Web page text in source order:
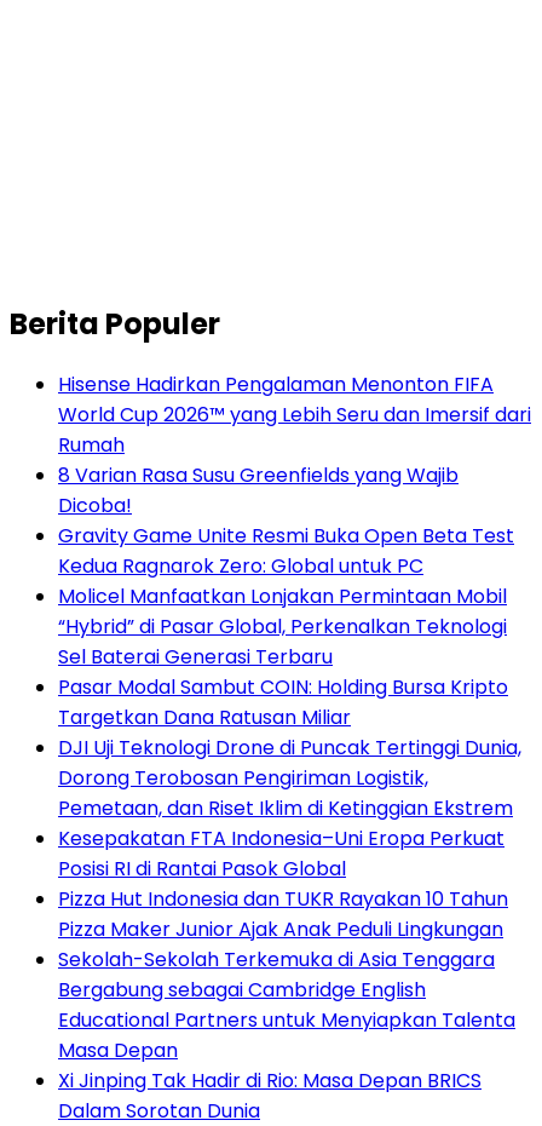
Berita Populer
Hisense Hadirkan Pengalaman Menonton FIFA
World Cup 2026™ yang Lebih Seru dan Imersif dari
Rumah
8 Varian Rasa Susu Greenfields yang Wajib
Dicoba!
Gravity Game Unite Resmi Buka Open Beta Test
Kedua Ragnarok Zero: Global untuk PC
Molicel Manfaatkan Lonjakan Permintaan Mobil
“Hybrid” di Pasar Global, Perkenalkan Teknologi
Sel Baterai Generasi Terbaru
Pasar Modal Sambut COIN: Holding Bursa Kripto
Targetkan Dana Ratusan Miliar
DJI Uji Teknologi Drone di Puncak Tertinggi Dunia,
Dorong Terobosan Pengiriman Logistik,
Pemetaan, dan Riset Iklim di Ketinggian Ekstrem
Kesepakatan FTA Indonesia–Uni Eropa Perkuat
Posisi RI di Rantai Pasok Global
Pizza Hut Indonesia dan TUKR Rayakan 10 Tahun
Pizza Maker Junior Ajak Anak Peduli Lingkungan
Sekolah-Sekolah Terkemuka di Asia Tenggara
Bergabung sebagai Cambridge English
Educational Partners untuk Menyiapkan Talenta
Masa Depan
Xi Jinping Tak Hadir di Rio: Masa Depan BRICS
Dalam Sorotan Dunia